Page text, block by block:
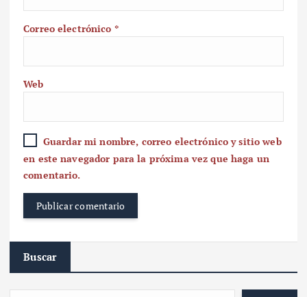
Correo electrónico *
Web
Guardar mi nombre, correo electrónico y sitio web
en este navegador para la próxima vez que haga un
comentario.
Buscar